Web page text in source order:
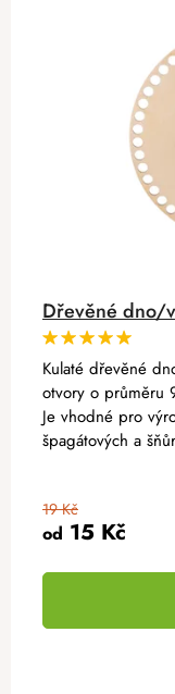
Dřevěné dno/
od 15 Kč
19 Kč
Kulaté dřevěné
otvory o průměru
Je vhodné pro
špagátových a